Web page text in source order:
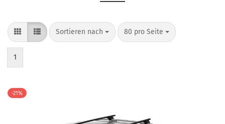
Sortieren nach 80 pro Seite
1
-21%